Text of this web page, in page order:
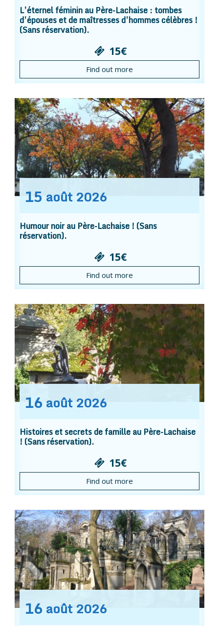
L’éternel féminin au Père-Lachaise : tombes
d’épouses et de maîtresses d’hommes célèbres !
(Sans réservation).
15€
Find out more
15 août 2026
Humour noir au Père-Lachaise ! (Sans
réservation).
15€
Find out more
16 août 2026
Histoires et secrets de famille au Père-Lachaise
! (Sans réservation).
15€
Find out more
16 août 2026